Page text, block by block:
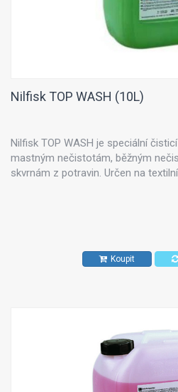
Nilfisk TOP WASH (10L)
Nilfisk TOP WASH je speciální
mastným nečistotám, běžným
skvrnám z potravin. Určen na
Koupit